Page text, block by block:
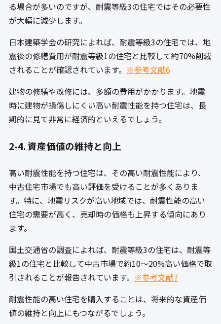
る場合が多いのですが、耐震等級3の住宅ではその必要性
が大幅に減少します。
日本建築学会の研究によれば、耐震等級3の住宅では、地
震後の修繕費用が耐震等級1の住宅と比較して約70%削減
されることが確認されています。 ※参考文献6
建物の修繕や改修には、多額の費用がかかります。地震
時に建物が損傷しにくい高い耐震性能を持つ住宅は、長
期的に見て非常に経済的といえるでしょう。
2-4. 資産価値の維持と向上
高い耐震性能を持つ住宅は、その高い耐震性能により、
中古住宅市場でも高い評価を受けることが多くありま
す。特に、地震リスクが高い地域では、耐震性能の高い
住宅の需要が高く、売却時の価格も上昇する傾向にあり
ます。
国土交通省の調査によれば、耐震等級3の住宅は、耐震等
級1の住宅と比較して中古市場で約10〜20%高い価格で取
引されることが報告されています。 ※参考文献7
耐震性能の高い住宅を購入することは、将来的な資産価
値の維持と向上にもつながるでしょう。